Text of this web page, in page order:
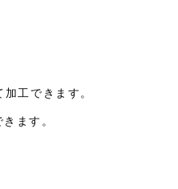
工できます。
ます。